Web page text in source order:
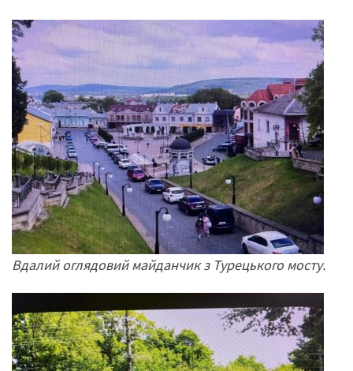
Вдалий оглядовий майданчик з Турецького мосту.